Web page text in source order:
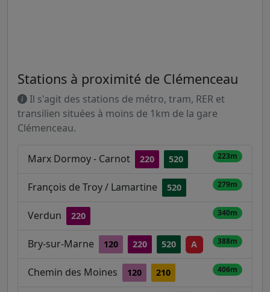
Stations à proximité de Clémenceau
Il s'agit des stations de métro, tram, RER et
transilien situées à moins de 1km de la gare
Clémenceau.
Marx Dormoy - Carnot 220 520 223m
François de Troy / Lamartine 520 279m
Verdun 220 340m
Bry-sur-Marne 120 220 520 A 388m
Chemin des Moines 120 210 406m